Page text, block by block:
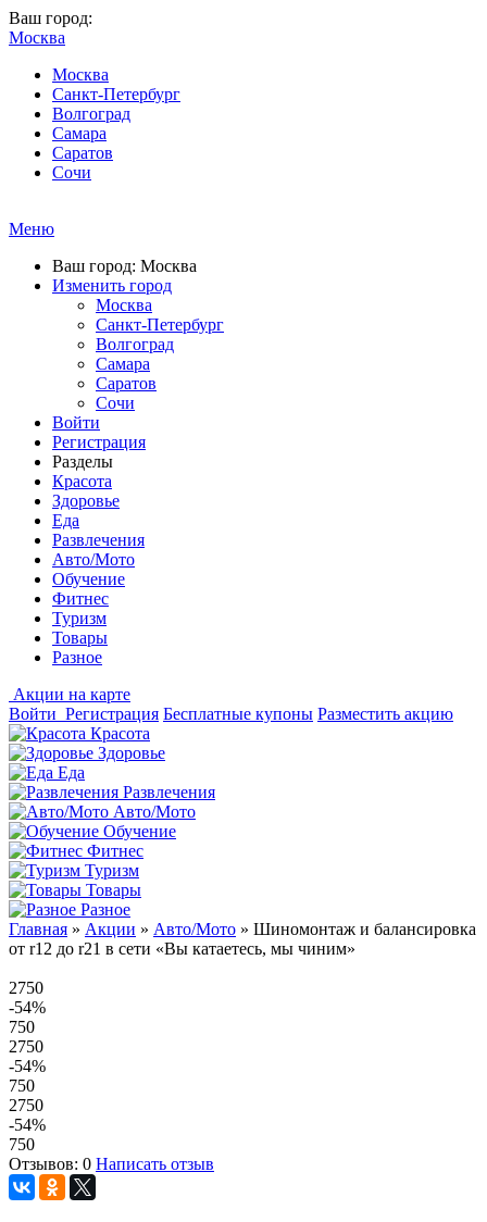
Ваш город:
Москва
Москва
Санкт-Петербург
Волгоград
Самара
Саратов
Сочи
Меню
Ваш город: Москва
Изменить город
Москва
Санкт-Петербург
Волгоград
Самара
Саратов
Сочи
Войти
Регистрация
Разделы
Красота
Здоровье
Еда
Развлечения
Авто/Мото
Обучение
Фитнес
Туризм
Товары
Разное
Акции на карте
Войти Регистрация Бесплатные купоны Разместить акцию
Красота
Здоровье
Еда
Развлечения
Авто/Мото
Обучение
Фитнес
Туризм
Товары
Разное
Главная » Акции » Авто/Мото » Шиномонтаж и балансировка
от r12 до r21 в сети «Вы катаетесь, мы чиним»
2750
-54%
750
2750
-54%
750
2750
-54%
750
Отзывов: 0 Написать отзыв